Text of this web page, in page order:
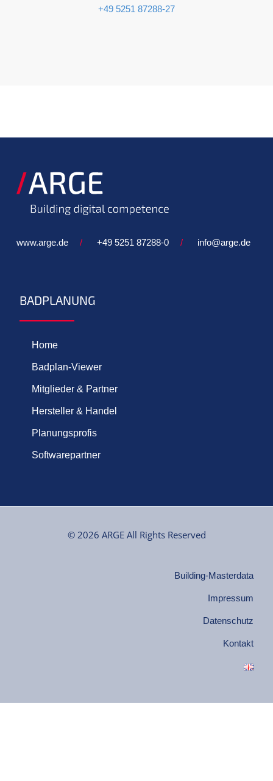
+49 5251 87288-27
www.arge.de / +49 5251 87288-0 / info@arge.de
BADPLANUNG
Home
Badplan-Viewer
Mitglieder & Partner
Hersteller & Handel
Planungsprofis
Softwarepartner
© 2026 ARGE All Rights Reserved
Building-Masterdata
Impressum
Datenschutz
Kontakt